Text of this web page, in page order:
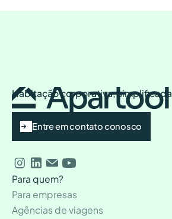
Habitação corporativa, simplificada
Entre em contato conosco
Para quem?
Para empresas
Agências de viagens